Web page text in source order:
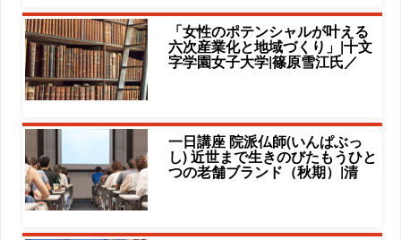
「女性のポテンシャルが叶える
六次産業化と地域づくり」|十文
字学園女子大学|篠原雪江氏／
一日講座 院派仏師(いんぱぶっ
し) 近世まで生きのびたもうひと
つの老舗ブランド（秋期）|清